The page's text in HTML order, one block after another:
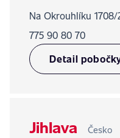
Na Okrouhlíku
775 90 80 70
Detail
Jihlava Česko